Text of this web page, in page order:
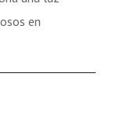
en